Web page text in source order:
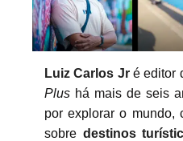
Luiz Carlos Jré editor
Plus há mais de seis
por explorar o mundo,
sobre destinos